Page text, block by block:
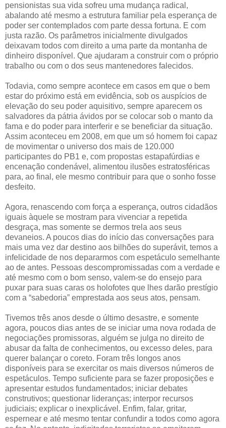
pensionistas sua vida sofreu uma mudança radical,
abalando até mesmo a estrutura familiar pela esperança de
poder ser contemplados com parte dessa fortuna. E com
justa razão. Os parâmetros inicialmente divulgados
deixavam todos com direito a uma parte da montanha de
dinheiro disponível. Que ajudaram a construir com o próprio
trabalho ou com o dos seus mantenedores falecidos.
Todavia, como sempre acontece em casos em que o bem
estar do próximo está em evidência, sob os auspícios de
elevação do seu poder aquisitivo, sempre aparecem os
salvadores da pátria ávidos por se colocar sob o manto da
fama e do poder para interferir e se beneficiar da situação.
Assim aconteceu em 2008, em que um só homem foi capaz
de movimentar o universo dos mais de 120.000
participantes do PB1 e, com propostas estapafúrdias e
encenação condenável, alimentou ilusões estratosféricas
para, ao final, ele mesmo contribuir para que o sonho fosse
desfeito.
Agora, renascendo com força a esperança, outros cidadãos
iguais àquele se mostram para vivenciar a repetida
desgraça, mas somente se dermos trela aos seus
devaneios. A poucos dias do início das conversações para
mais uma vez dar destino aos bilhões do superávit, temos a
infelicidade de nos depararmos com espetáculo semelhante
ao de antes. Pessoas descompromissadas com a verdade e
até mesmo com o bom senso, valem-se do ensejo para
puxar para suas caras os holofotes que lhes darão prestígio
com a “sabedoria” emprestada aos seus atos, pensam.
Tivemos três anos desde o último desastre, e somente
agora, poucos dias antes de se iniciar uma nova rodada de
negociações promissoras, alguém se julga no direito de
abusar da falta de conhecimentos, ou excesso deles, para
querer balançar o coreto. Foram três longos anos
disponíveis para se exercitar os mais diversos números de
espetáculos. Tempo suficiente para se fazer proposições e
apresentar estudos fundamentados; iniciar debates
construtivos; questionar lideranças; interpor recursos
judiciais; explicar o inexplicável. Enfim, falar, gritar,
espernear e até mesmo tentar confundir a todos como agora